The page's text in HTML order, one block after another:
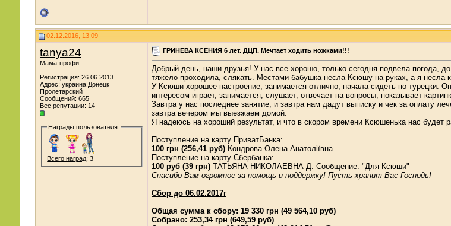
02.12.2016, 13:09
tanya24
Мама-профи
Регистрация: 26.06.2013
Адрес: украина Донецк
Пролетарский
Сообщений: 665
Вес репутации: 14
Награды пользователя:
Всего наград: 3
ГРИНЕВА КСЕНИЯ 6 лет. ДЦП. Мечтает ходить ножками!!!
Добрый день, наши друзья! У нас все хорошо, только сегодня подвела
тяжело проходила, слякать. Местами бабушка несла Ксюшу на руках, а я
У Ксюши хорошее настроение, занимается отлично, начала сидеть по турецки.
интересом играет, занимается, слушает, отвечает на вопросы, показывает
Завтра у нас последнее занятие, и завтра нам дадут выписку и чек за оплату
завтра вечером мы выезжаем домой.
Я надеюсь на хороший результат, и что в скором времени Ксюшенька нас будет
Поступление на карту ПриватБанка:
100 грн (256,41 руб)Кондрова Олена Анатоліївна
Поступление на карту Сбербанка:
100 руб (39 грн)ТАТЬЯНА НИКОЛАЕВНА Д. Сообщение: "Для Ксюши"
Спасибо Вам огромное за помощь и поддержку! Пусть хранит Вас Господь!
Сбор до 06.02.2017г
Общая сумма к сбору: 19 330 грн (49 564,10 руб)
Собрано: 253,34 грн (649,59 руб)